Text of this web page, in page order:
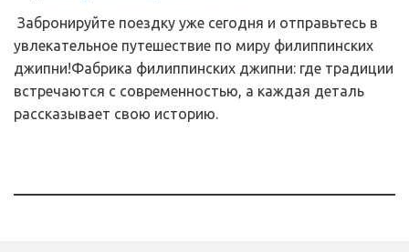
Забронируйте поездку уже сегодня и отправьтесь в
увлекательное путешествие по миру филиппинских
джипни!Фабрика филиппинских джипни: где традиции
встречаются с современностью, а каждая деталь
рассказывает свою историю.